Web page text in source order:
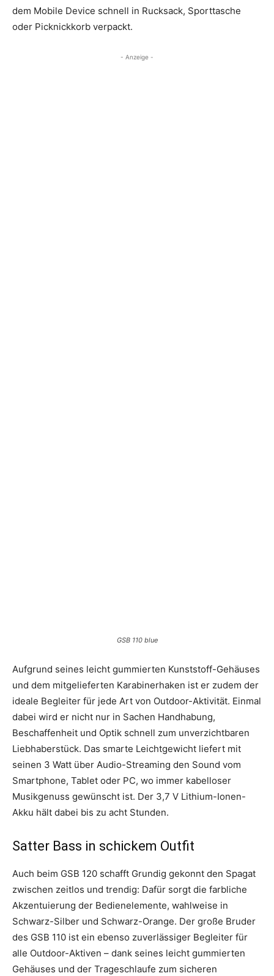
dem Mobile Device schnell in Rucksack, Sporttasche
oder Picknickkorb verpackt.
- Anzeige -
GSB 110 blue
Aufgrund seines leicht gummierten Kunststoff-Gehäuses
und dem mitgelieferten Karabinerhaken ist er zudem der
ideale Begleiter für jede Art von Outdoor-Aktivität. Einmal
dabei wird er nicht nur in Sachen Handhabung,
Beschaffenheit und Optik schnell zum unverzichtbaren
Liebhaberstück. Das smarte Leichtgewicht liefert mit
seinen 3 Watt über Audio-Streaming den Sound vom
Smartphone, Tablet oder PC, wo immer kabelloser
Musikgenuss gewünscht ist. Der 3,7 V Lithium-Ionen-
Akku hält dabei bis zu acht Stunden.
Satter Bass in schickem Outfit
Auch beim GSB 120 schafft Grundig gekonnt den Spagat
zwischen zeitlos und trendig: Dafür sorgt die farbliche
Akzentuierung der Bedienelemente, wahlweise in
Schwarz-Silber und Schwarz-Orange. Der große Bruder
des GSB 110 ist ein ebenso zuverlässiger Begleiter für
alle Outdoor-Aktiven – dank seines leicht gummierten
Gehäuses und der Trageschlaufe zum sicheren